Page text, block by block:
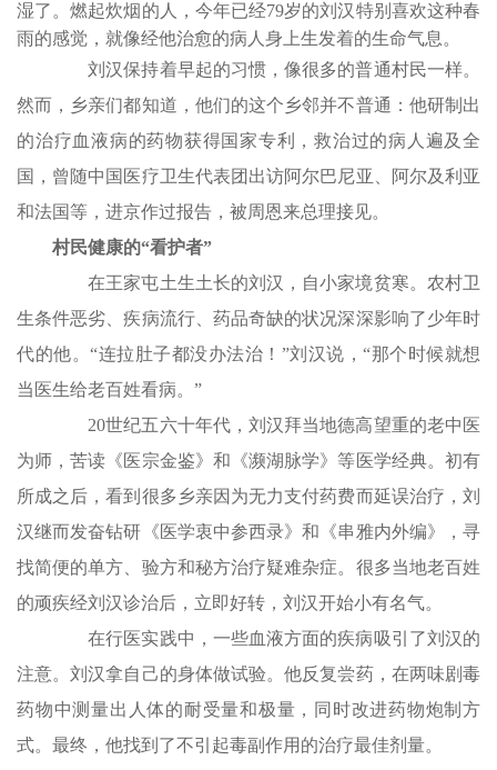
湿了。燃起炊烟的人，今年已经79岁的刘汉特别喜欢这种春
雨的感觉，就像经他治愈的病人身上生发着的生命气息。
刘汉保持着早起的习惯，像很多的普通村民一样。
然而，乡亲们都知道，他们的这个乡邻并不普通：他研制出
的治疗血液病的药物获得国家专利，救治过的病人遍及全
国，曾随中国医疗卫生代表团出访阿尔巴尼亚、阿尔及利亚
和法国等，进京作过报告，被周恩来总理接见。
村民健康的“看护者”
在王家屯土生土长的刘汉，自小家境贫寒。农村卫
生条件恶劣、疾病流行、药品奇缺的状况深深影响了少年时
代的他。“连拉肚子都没办法治！”刘汉说，“那个时候就想
当医生给老百姓看病。”
20世纪五六十年代，刘汉拜当地德高望重的老中医
为师，苦读《医宗金鉴》和《濒湖脉学》等医学经典。初有
所成之后，看到很多乡亲因为无力支付药费而延误治疗，刘
汉继而发奋钻研《医学衷中参西录》和《串雅内外编》，寻
找简便的单方、验方和秘方治疗疑难杂症。很多当地老百姓
的顽疾经刘汉诊治后，立即好转，刘汉开始小有名气。
在行医实践中，一些血液方面的疾病吸引了刘汉的
注意。刘汉拿自己的身体做试验。他反复尝药，在两味剧毒
药物中测量出人体的耐受量和极量，同时改进药物炮制方
式。最终，他找到了不引起毒副作用的治疗最佳剂量。